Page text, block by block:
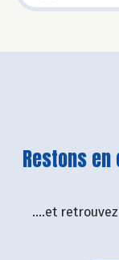
Restons
....et